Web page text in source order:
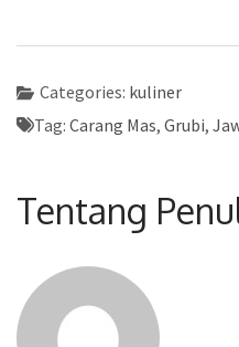
Categories: kuliner
Tag: Carang Mas, Grubi,
Tentang